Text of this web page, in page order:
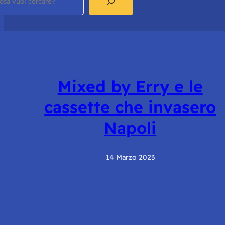
Mixed by Erry e le
cassette che invasero
Napoli
14 Marzo 2023